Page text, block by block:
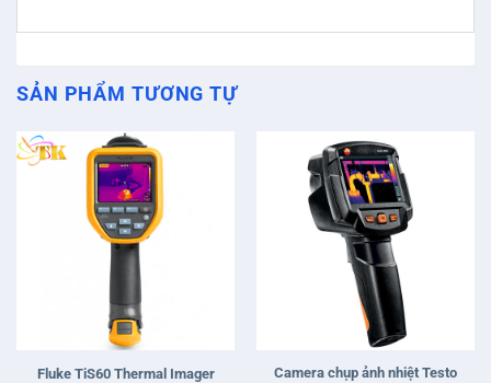
SẢN PHẨM TƯƠNG TỰ
Fluke TiS60 Thermal Imager
Camera chụp ảnh nhiệt Testo